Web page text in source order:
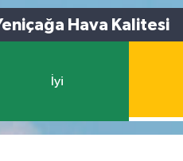
Hava Kalitesi
İyi